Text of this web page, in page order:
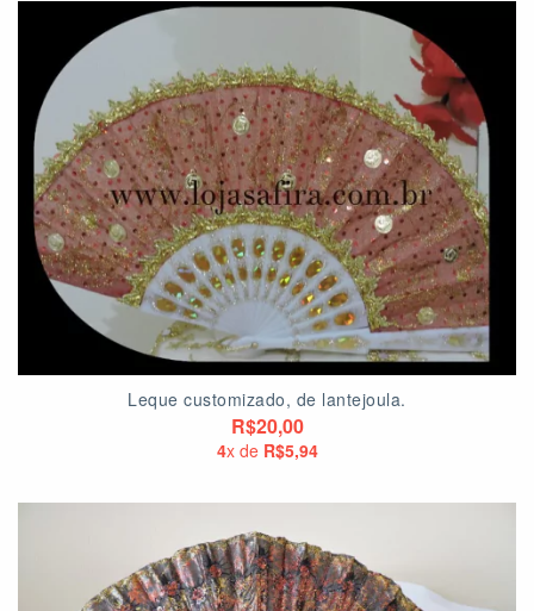
Leque customizado, de lantejoula.
R$20,00
4x de R$5,94